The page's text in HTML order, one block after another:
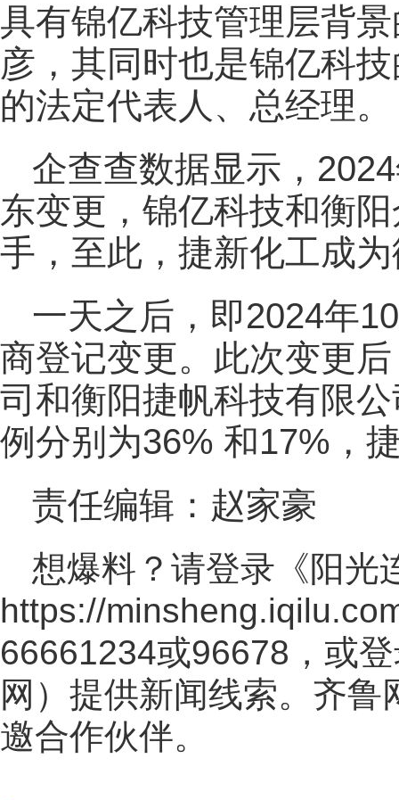
具有锦亿科技管理层背
彦，其同时也是锦亿科
的法定代表人、总经理。
企查查数据显示，
东变更，锦亿科技和衡
手，至此，捷新化工成
一天之后，即2024年
商登记变更。此次变更
司和衡阳捷帆科技有限
例分别为36% 和17%，
责任编辑：赵家豪
想爆料？请登录《阳光
https://
66661234或96678，或
网 ）提供新闻线索。齐鲁
邀合作伙伴。